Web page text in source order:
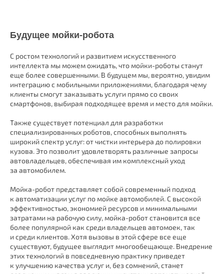
Будущее мойки-робота
С ростом технологий и развитием искусственного
интеллекта мы можем ожидать, что мойки-роботы станут
еще более совершенными. В будущем мы, вероятно, увидим
интеграцию с мобильными приложениями, благодаря чему
клиенты смогут заказывать услуги прямо со своих
смартфонов, выбирая подходящее время и место для мойки.
Также существует потенциал для разработки
специализированных роботов, способных выполнять
широкий спектр услуг: от чистки интерьера до полировки
кузова. Это позволит удовлетворять различные запросы
автовладельцев, обеспечивая им комплексный уход
за автомобилем.
Мойка-робот представляет собой современный подход
к автоматизации услуг по мойке автомобилей. С высокой
эффективностью, экономией ресурсов и минимальными
затратами на рабочую силу, мойка-робот становится все
более популярной как среди владельцев автомоек, так
и среди клиентов. Хотя вызовы в этой сфере все еще
существуют, будущее выглядит многообещающе. Внедрение
этих технологий в повседневную практику приведет
к улучшению качества услуг и, без сомнений, станет